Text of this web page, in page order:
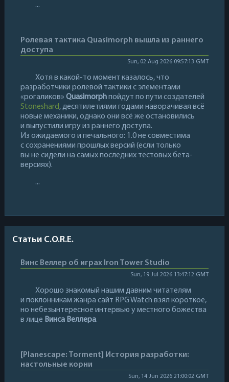
...
Ролевая тактика Quasimorph вышла из раннего
доступа
Sun, 02 Aug 2026 09:57:13 GMT
Хотя в какой-то момент казалось, что
разработчики ролевой тактики с элементами
«рогаликов» Quasimorphпойдут по пути создателей
Stoneshard,десятилетиямигодами наворачивая всё
новые механики, однако они всё же остановились
и выпустили игру из раннего доступа.
Из ожидаемого и печального: 1.0 не совместима
с сохранениями прошлых версий (если только
вы не сидели на самых последних тестовых бета-
версиях).
...
Статьи C.O.R.E.
Винс Веллер об играх Iron Tower Studio
Sun, 19 Jul 2026 13:47:12 GMT
Хорошо знакомый нашим давним читателям
и поклонникам жанра сайт RPG Watch взял короткое,
но небезынтересное интервью у местного божества
в лице Винса Веллера.
[Planescape: Torment] История разработки:
настольные корни
Sun, 14 Jun 2026 21:00:02 GMT